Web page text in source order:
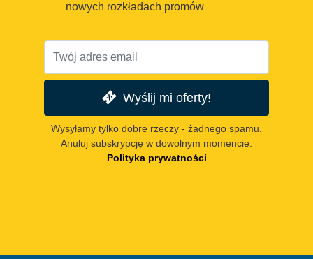
nowych rozkładach promów
Wyślij mi oferty!
Wysyłamy tylko dobre rzeczy - żadnego spamu.
Anuluj subskrypcję w dowolnym momencie.
Polityka prywatności